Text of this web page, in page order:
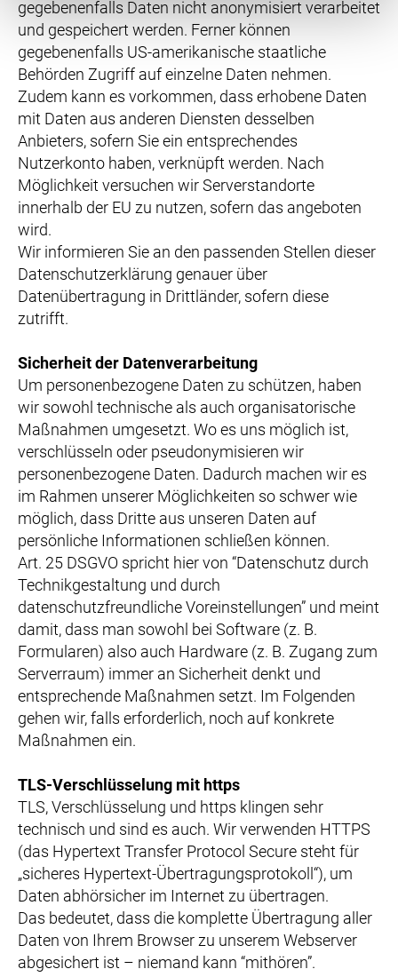
gegebenenfalls Daten nicht anonymisiert verarbeitet
und gespeichert werden. Ferner können
gegebenenfalls US-amerikanische staatliche
Behörden Zugriff auf einzelne Daten nehmen.
Zudem kann es vorkommen, dass erhobene Daten
mit Daten aus anderen Diensten desselben
Anbieters, sofern Sie ein entsprechendes
Nutzerkonto haben, verknüpft werden. Nach
Möglichkeit versuchen wir Serverstandorte
innerhalb der EU zu nutzen, sofern das angeboten
wird.
Wir informieren Sie an den passenden Stellen dieser
Datenschutzerklärung genauer über
Datenübertragung in Drittländer, sofern diese
zutrifft.
Sicherheit der Datenverarbeitung
Um personenbezogene Daten zu schützen, haben
wir sowohl technische als auch organisatorische
Maßnahmen umgesetzt. Wo es uns möglich ist,
verschlüsseln oder pseudonymisieren wir
personenbezogene Daten. Dadurch machen wir es
im Rahmen unserer Möglichkeiten so schwer wie
möglich, dass Dritte aus unseren Daten auf
persönliche Informationen schließen können.
Art. 25 DSGVO spricht hier von “Datenschutz durch
Technikgestaltung und durch
datenschutzfreundliche Voreinstellungen” und meint
damit, dass man sowohl bei Software (z. B.
Formularen) also auch Hardware (z. B. Zugang zum
Serverraum) immer an Sicherheit denkt und
entsprechende Maßnahmen setzt. Im Folgenden
gehen wir, falls erforderlich, noch auf konkrete
Maßnahmen ein.
TLS-Verschlüsselung mit https
TLS, Verschlüsselung und https klingen sehr
technisch und sind es auch. Wir verwenden HTTPS
(das Hypertext Transfer Protocol Secure steht für
„sicheres Hypertext-Übertragungsprotokoll“), um
Daten abhörsicher im Internet zu übertragen.
Das bedeutet, dass die komplette Übertragung aller
Daten von Ihrem Browser zu unserem Webserver
abgesichert ist – niemand kann “mithören”.